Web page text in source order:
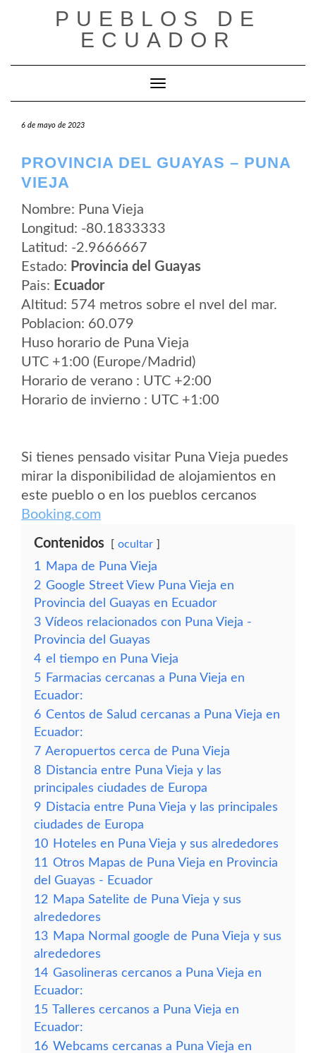
PUEBLOS DE
ECUADOR
Cambiar modo de navegación
6 de mayo de 2023
PROVINCIA DEL GUAYAS – PUNA
VIEJA
Nombre: Puna Vieja
Longitud: -80.1833333
Latitud: -2.9666667
Estado: Provincia del Guayas
Pais: Ecuador
Altitud: 574 metros sobre el nvel del mar.
Poblacion: 60.079
Huso horario de Puna Vieja
UTC +1:00 (Europe/Madrid)
Horario de verano : UTC +2:00
Horario de invierno : UTC +1:00
Si tienes pensado visitar Puna Vieja puedes
mirar la disponibilidad de alojamientos en
este pueblo o en los pueblos cercanos
Booking.com
Contenidos ocultar
1
Mapa de Puna Vieja
2 Google Street View Puna Vieja en
Provincia del Guayas en Ecuador
3 Vídeos relacionados con Puna Vieja -
Provincia del Guayas
4 el tiempo en Puna Vieja
5 Farmacias cercanas a Puna Vieja en
Ecuador:
6 Centos de Salud cercanas a Puna Vieja en
Ecuador:
7 Aeropuertos cerca de Puna Vieja
8 Distancia entre Puna Vieja y las
principales ciudades de Europa
9 Distacia entre Puna Vieja y las principales
ciudades de Europa
10 Hoteles en Puna Vieja y sus alrededores
11 Otros Mapas de Puna Vieja en Provincia
del Guayas - Ecuador
12 Mapa Satelite de Puna Vieja y sus
alrededores
13 Mapa Normal google de Puna Vieja y sus
alrededores
14 Gasolineras cercanos a Puna Vieja en
Ecuador:
15 Talleres cercanos a Puna Vieja en
Ecuador:
16 Webcams cercanas a Puna Vieja en